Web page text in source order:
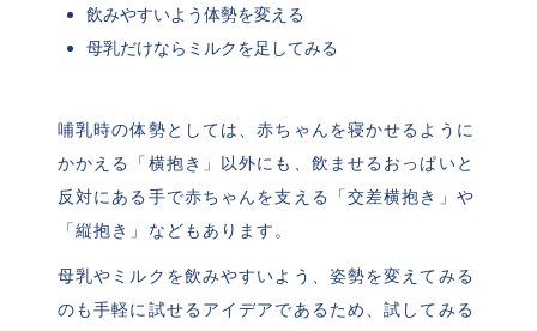
飲みやすいよう体勢を変える
母乳だけならミルクを足してみる
哺乳時の体勢としては、赤ちゃんを寝かせるように
かかえる「横抱き」以外にも、飲ませるおっぱいと
反対にある手で赤ちゃんを支える「交差横抱き」や
「縦抱き」などもあります。
母乳やミルクを飲みやすいよう、姿勢を変えてみる
のも手軽に試せるアイデアであるため、試してみる